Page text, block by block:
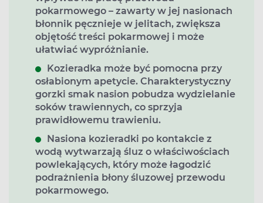
pokarmowego – zawarty w jej nasionach
błonnik pęcznieje w jelitach, zwiększa
objętość treści pokarmowej i może
ułatwiać wypróżnianie.
Kozieradka może być pomocna przy
osłabionym apetycie. Charakterystyczny
gorzki smak nasion pobudza wydzielanie
soków trawiennych, co sprzyja
prawidłowemu trawieniu.
Nasiona kozieradki po kontakcie z
wodą wytwarzają śluz o właściwościach
powlekających, który może łagodzić
podrażnienia błony śluzowej przewodu
pokarmowego.